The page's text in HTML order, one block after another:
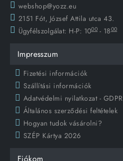
webshop@yozz.eu
2151 Fót, József Attila utca 43.
Ügyfélszolgálat: H-P: 1000 - 1800
Impresszum
Fizetési információk
Szállítási információk
Adatvédelmi nyilatkozat - GDPR
Általános szerződési feltételek
Hogyan tudok vásárolni?
SZÉP Kártya 2026
Fiókom